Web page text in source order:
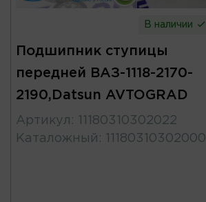
В наличии
Подшипник ступицы
передней ВАЗ-1118-2170-
2190,Datsun AVTOGRAD
Артикул :
11180310302022
Каталожный : 11180310302000